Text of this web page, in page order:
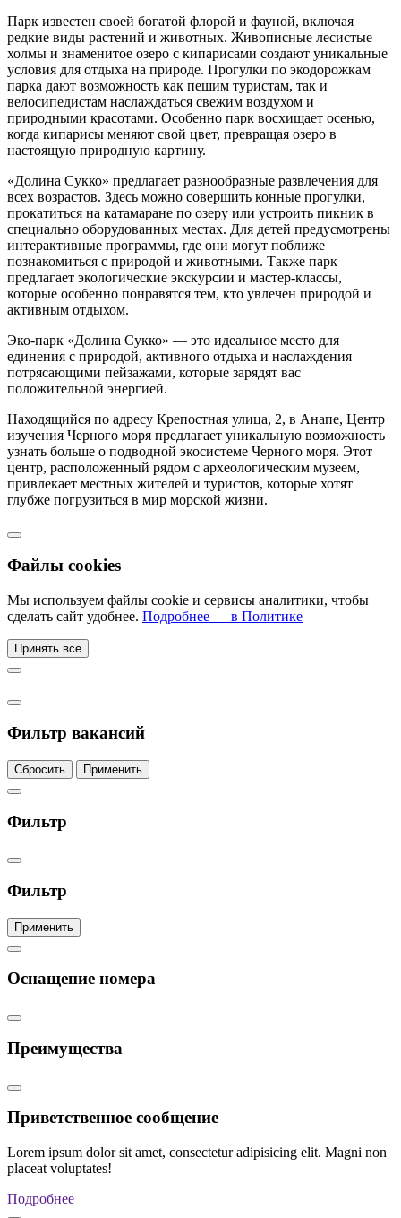
Парк известен своей богатой флорой и фауной, включая
редкие виды растений и животных. Живописные лесистые
холмы и знаменитое озеро с кипарисами создают уникальные
условия для отдыха на природе. Прогулки по экодорожкам
парка дают возможность как пешим туристам, так и
велосипедистам наслаждаться свежим воздухом и
природными красотами. Особенно парк восхищает осенью,
когда кипарисы меняют свой цвет, превращая озеро в
настоящую природную картину.
«Долина Сукко» предлагает разнообразные развлечения для
всех возрастов. Здесь можно совершить конные прогулки,
прокатиться на катамаране по озеру или устроить пикник в
специально оборудованных местах. Для детей предусмотрены
интерактивные программы, где они могут поближе
познакомиться с природой и животными. Также парк
предлагает экологические экскурсии и мастер-классы,
которые особенно понравятся тем, кто увлечен природой и
активным отдыхом.
Эко-парк «Долина Сукко» — это идеальное место для
единения с природой, активного отдыха и наслаждения
потрясающими пейзажами, которые зарядят вас
положительной энергией.
Находящийся по адресу Крепостная улица, 2, в Анапе, Центр
изучения Черного моря предлагает уникальную возможность
узнать больше о подводной экосистеме Черного моря. Этот
центр, расположенный рядом с археологическим музеем,
привлекает местных жителей и туристов, которые хотят
глубже погрузиться в мир морской жизни.
Файлы cookies
Мы используем файлы cookie и сервисы аналитики, чтобы
сделать сайт удобнее. Подробнее — в Политике
Принять все
Фильтр вакансий
Сбросить Применить
Фильтр
Фильтр
Применить
Оснащение номера
Преимущества
Приветственное сообщение
Lorem ipsum dolor sit amet, consectetur adipisicing elit. Magni non
placeat voluptates!
Подробнее